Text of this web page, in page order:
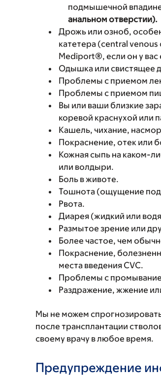
подмышечной
анальном отверстии).
Дрожь или озноб,
катетера (central
Mediport®, если он у вас
Одышка или свистящее
Проблемы с приемом
Проблемы с приемом
Вы или ваши близкие
коревой краснухой или
Кашель, чихание,
Покраснение, отек или
Кожная сыпь на каком-
или волдыри.
Боль в животе.
Тошнота (ощущение
Рвота.
Диарея (жидкий или
Размытое зрение или
Более частое, чем
Покраснение,
места введения CVC.
Проблемы с
Раздражение, жжение
Мы не можем
после трансплантации
своему врачу в любое время.
Предупреждение